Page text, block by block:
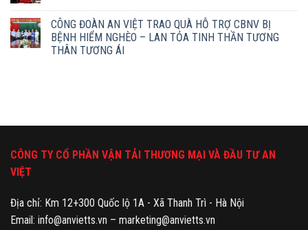
CÔNG ĐOÀN AN VIỆT TRAO QUÀ HỖ TRỢ CBNV BỊ
BỆNH HIỂM NGHÈO – LAN TỎA TINH THẦN TƯƠNG
THÂN TƯƠNG ÁI
CÔNG TY CỔ PHẦN VẬN TẢI THƯƠNG MẠI VÀ ĐẦU TƯ AN
VIỆT
Địa chỉ: Km 12+300 Quốc lộ 1A - Xã Thanh Trì - Hà Nội
Email: info@anvietts.vn – marketing@anvietts.vn